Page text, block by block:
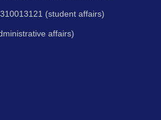
(student affairs)
affairs)